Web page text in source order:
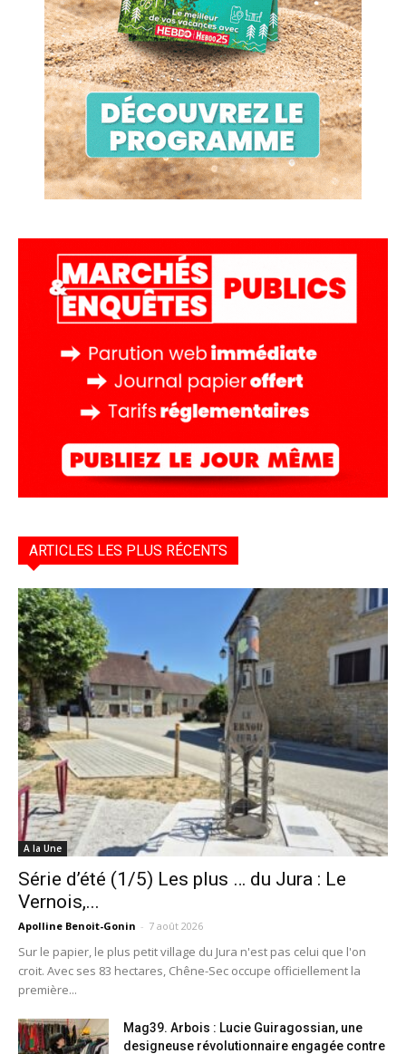
ARTICLES LES PLUS RÉCENTS
A la Une
Série d’été (1/5) Les plus … du Jura : Le
Vernois,...
Apolline Benoit-Gonin - 7 août 2026
Sur le papier, le plus petit village du Jura n'est pas celui que l'on
croit. Avec ses 83 hectares, Chêne-Sec occupe officiellement la
première...
Mag39. Arbois : Lucie Guiragossian, une
designeuse révolutionnaire engagée contre